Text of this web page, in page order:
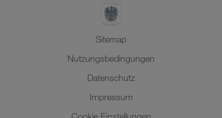
Sitemap
Nutzungsbedingungen
Datenschutz
Impressum